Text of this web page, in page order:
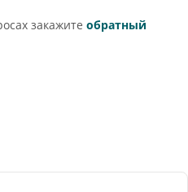
закажите обратный